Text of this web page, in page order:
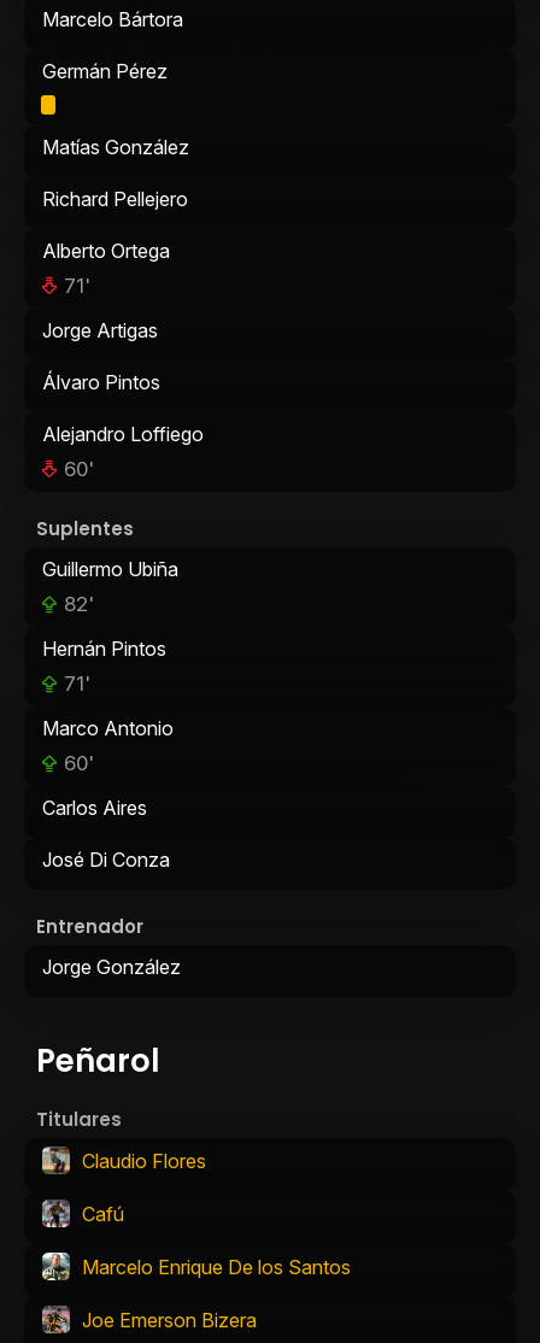
Peñarol
Titulares
Claudio Flores
Cafú
Marcelo Enrique De los Santos
Joe Emerson Bizera
Marcelo Bártora
Germán Pérez
Matías González
Richard Pellejero
Alberto Ortega
71'
Jorge Artigas
Álvaro Pintos
Alejandro Loffiego
60'
Suplentes
Guillermo Ubiña
82'
Hernán Pintos
71'
Marco Antonio
60'
Carlos Aires
José Di Conza
Entrenador
Jorge González